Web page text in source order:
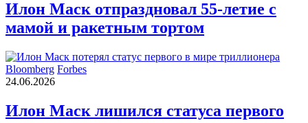
Илон Маск отпраздновал 55-летие с
мамой и ракетным тортом
Bloomberg Forbes
24.06.2026
Илон Маск лишился статуса первого